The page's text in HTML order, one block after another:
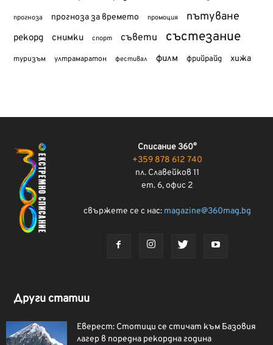
прогноза прогноза за времето промоция пътуване
рекорд снимки спорт съвети състезание
туризъм ултрамаратон фестивал филм фрийрайд хижа
Списание 360°
+359 878 612 740
пл. Славейков 11
ет. 6, офис 2
свържете се с нас: magazine@360mag.bg
Други статии
Еверест: Стотици се стичат към Базовия
лагер в поредна рекордна година